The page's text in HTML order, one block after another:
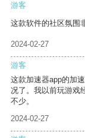
游客
这款软件的社区氛围
2024-02-27
游客
这款加速器app的加
况了。我以前玩游戏
不少。
2024-02-27